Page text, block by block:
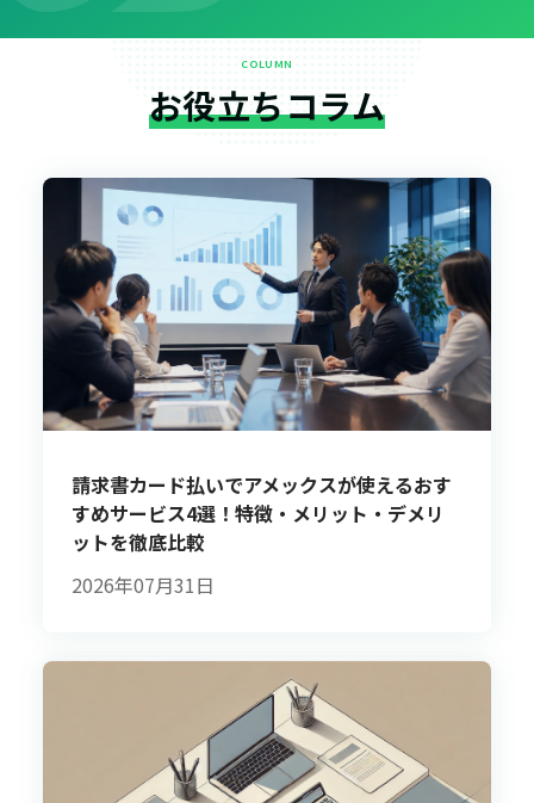
COLUMN
お役立ちコラム
請求書カード払いでアメックスが使えるおす
すめサービス4選！特徴・メリット・デメリ
ットを徹底比較
2026年07月31日